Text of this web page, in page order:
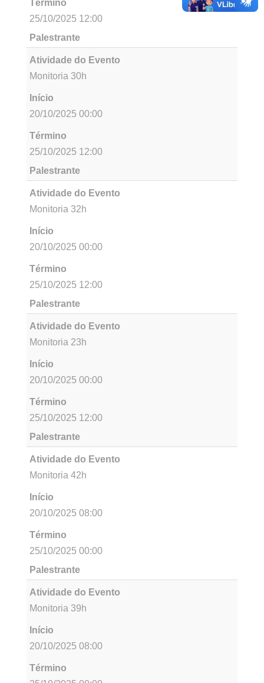
Término
25/10/2025 12:00
Palestrante
Atividade do Evento
Monitoria 27h
Início
20/10/2025 00:00
Término
25/10/2025 12:00
Palestrante
Atividade do Evento
Monitoria 19h
Início
20/10/2025 00:00
Término
25/10/2025 12:00
Palestrante
Atividade do Evento
Monitoria 30h
Início
20/10/2025 00:00
Término
25/10/2025 12:00
Palestrante
Atividade do Evento
Monitoria 32h
Início
20/10/2025 00:00
Término
25/10/2025 12:00
Palestrante
Atividade do Evento
Monitoria 23h
Início
20/10/2025 00:00
Término